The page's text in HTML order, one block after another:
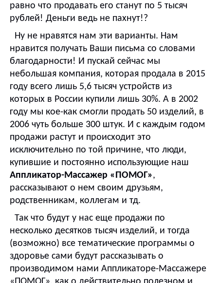
равно что продавать его станут по 5 тысяч
рублей! Деньги ведь не пахнут!?
Ну не нравятся нам эти варианты. Нам
нравится получать Ваши письма со словами
благодарности! И пускай сейчас мы
небольшая компания, которая продала в 2015
году всего лишь 5,6 тысяч устройств из
которых в России купили лишь 30%. А в 2002
году мы кое-как смогли продать 50 изделий, в
2006 чуть больше 300 штук. И с каждым годом
продажи растут и происходит это
исключительно по той причине, что люди,
купившие и постоянно использующие наш
Аппликатор-Массажер «ПОМОГ»,
рассказывают о нем своим друзьям,
родственникам, коллегам и тд.
Так что будут у нас еще продажи по
несколько десятков тысяч изделий, и тогда
(возможно) все тематические программы о
здоровье сами будут рассказывать о
производимом нами Аппликаторе-Массажере